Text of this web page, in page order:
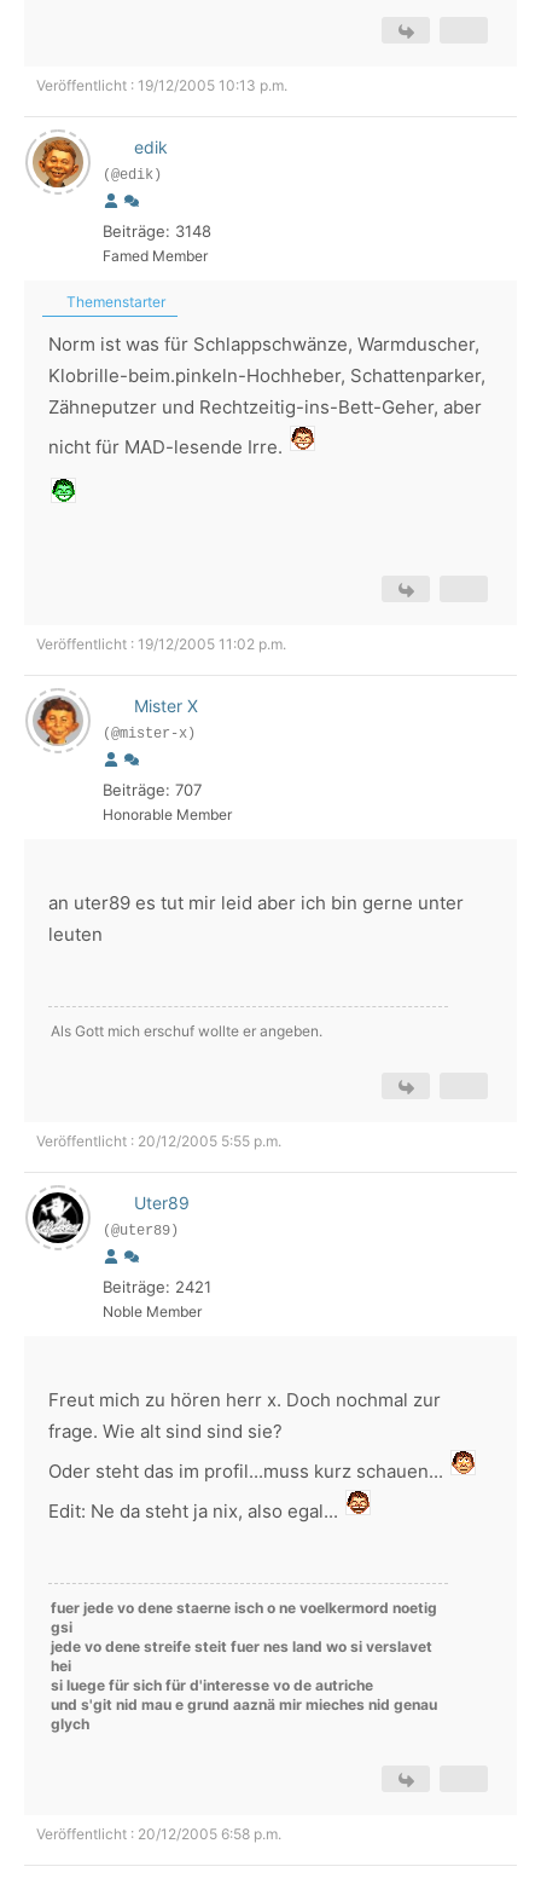
Veröffentlicht : 19/12/2005 10:13 p.m.
edik
(@edik)
Beiträge: 3148
Famed Member
Themenstarter
Norm ist was für Schlappschwänze, Warmduscher,
Klobrille-beim.pinkeln-Hochheber, Schattenparker,
Zähneputzer und Rechtzeitig-ins-Bett-Geher, aber
nicht für MAD-lesende Irre.
Veröffentlicht : 19/12/2005 11:02 p.m.
Mister X
(@mister-x)
Beiträge: 707
Honorable Member
an uter89 es tut mir leid aber ich bin gerne unter
leuten
Als Gott mich erschuf wollte er angeben.
Veröffentlicht : 20/12/2005 5:55 p.m.
Uter89
(@uter89)
Beiträge: 2421
Noble Member
Freut mich zu hören herr x. Doch nochmal zur
frage. Wie alt sind sind sie?
Oder steht das im profil...muss kurz schauen...
Edit: Ne da steht ja nix, also egal...
fuer jede vo dene staerne isch o ne voelkermord noetig
gsi
jede vo dene streife steit fuer nes land wo si verslavet
hei
si luege für sich für d'interesse vo de autriche
und s'git nid mau e grund aaznä mir mieches nid genau
glych
Veröffentlicht : 20/12/2005 6:58 p.m.